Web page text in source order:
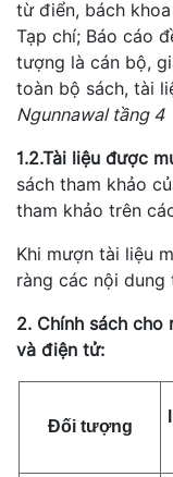
từ điển, bách
Tạp chí; Báo cáo
tượng là cán bộ,
toàn bộ sách, tài
Ngunnawaltầng 4
1.2.Tài liệu được
sách tham khảo
tham khảo trên
Khi mượn tài liệu
ràng các nội dung
2. Chính sách cho
và điện tử:
Đối tượng